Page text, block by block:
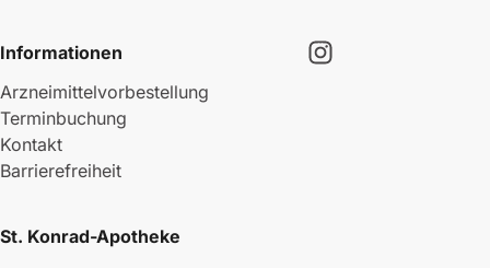
Informationen
Arzneimittelvorbestellung
Terminbuchung
Kontakt
Barrierefreiheit
St. Konrad-Apotheke